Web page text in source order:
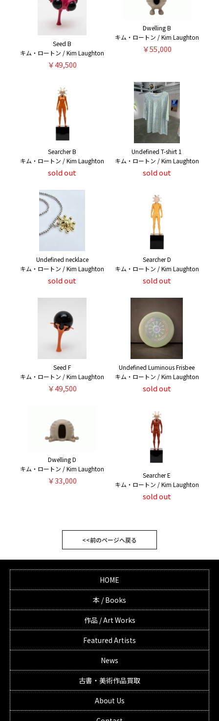
Seed B
キム・ロートン / Kim Laughton
￥49,500
Dwelling B
キム・ロートン / Kim Laughton
￥55,000
Searcher B
キム・ロートン / Kim Laughton
sold out
Undefined T-shirt 1
キム・ロートン / Kim Laughton
sold out
Undefined necklace
キム・ロートン / Kim Laughton
sold out
Searcher D
キム・ロートン / Kim Laughton
sold out
Seed F
キム・ロートン / Kim Laughton
￥49,500
Undefined Luminous Frisbee
キム・ロートン / Kim Laughton
sold out
Dwelling D
キム・ロートン / Kim Laughton
￥33,000
Searcher E
キム・ロートン / Kim Laughton
sold out
<<前のページへ戻る
HOME
本 / Books
作品 / Art Works
Featured Artists
News
古書・美術作品買取
About Us